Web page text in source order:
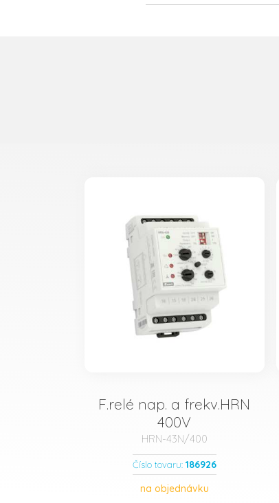
F.relé nap. a frekv.HRN
400V
HRN-43N/400
Číslo tovaru: 186926
na objednávku